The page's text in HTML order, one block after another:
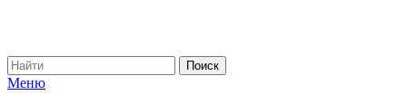
Меню